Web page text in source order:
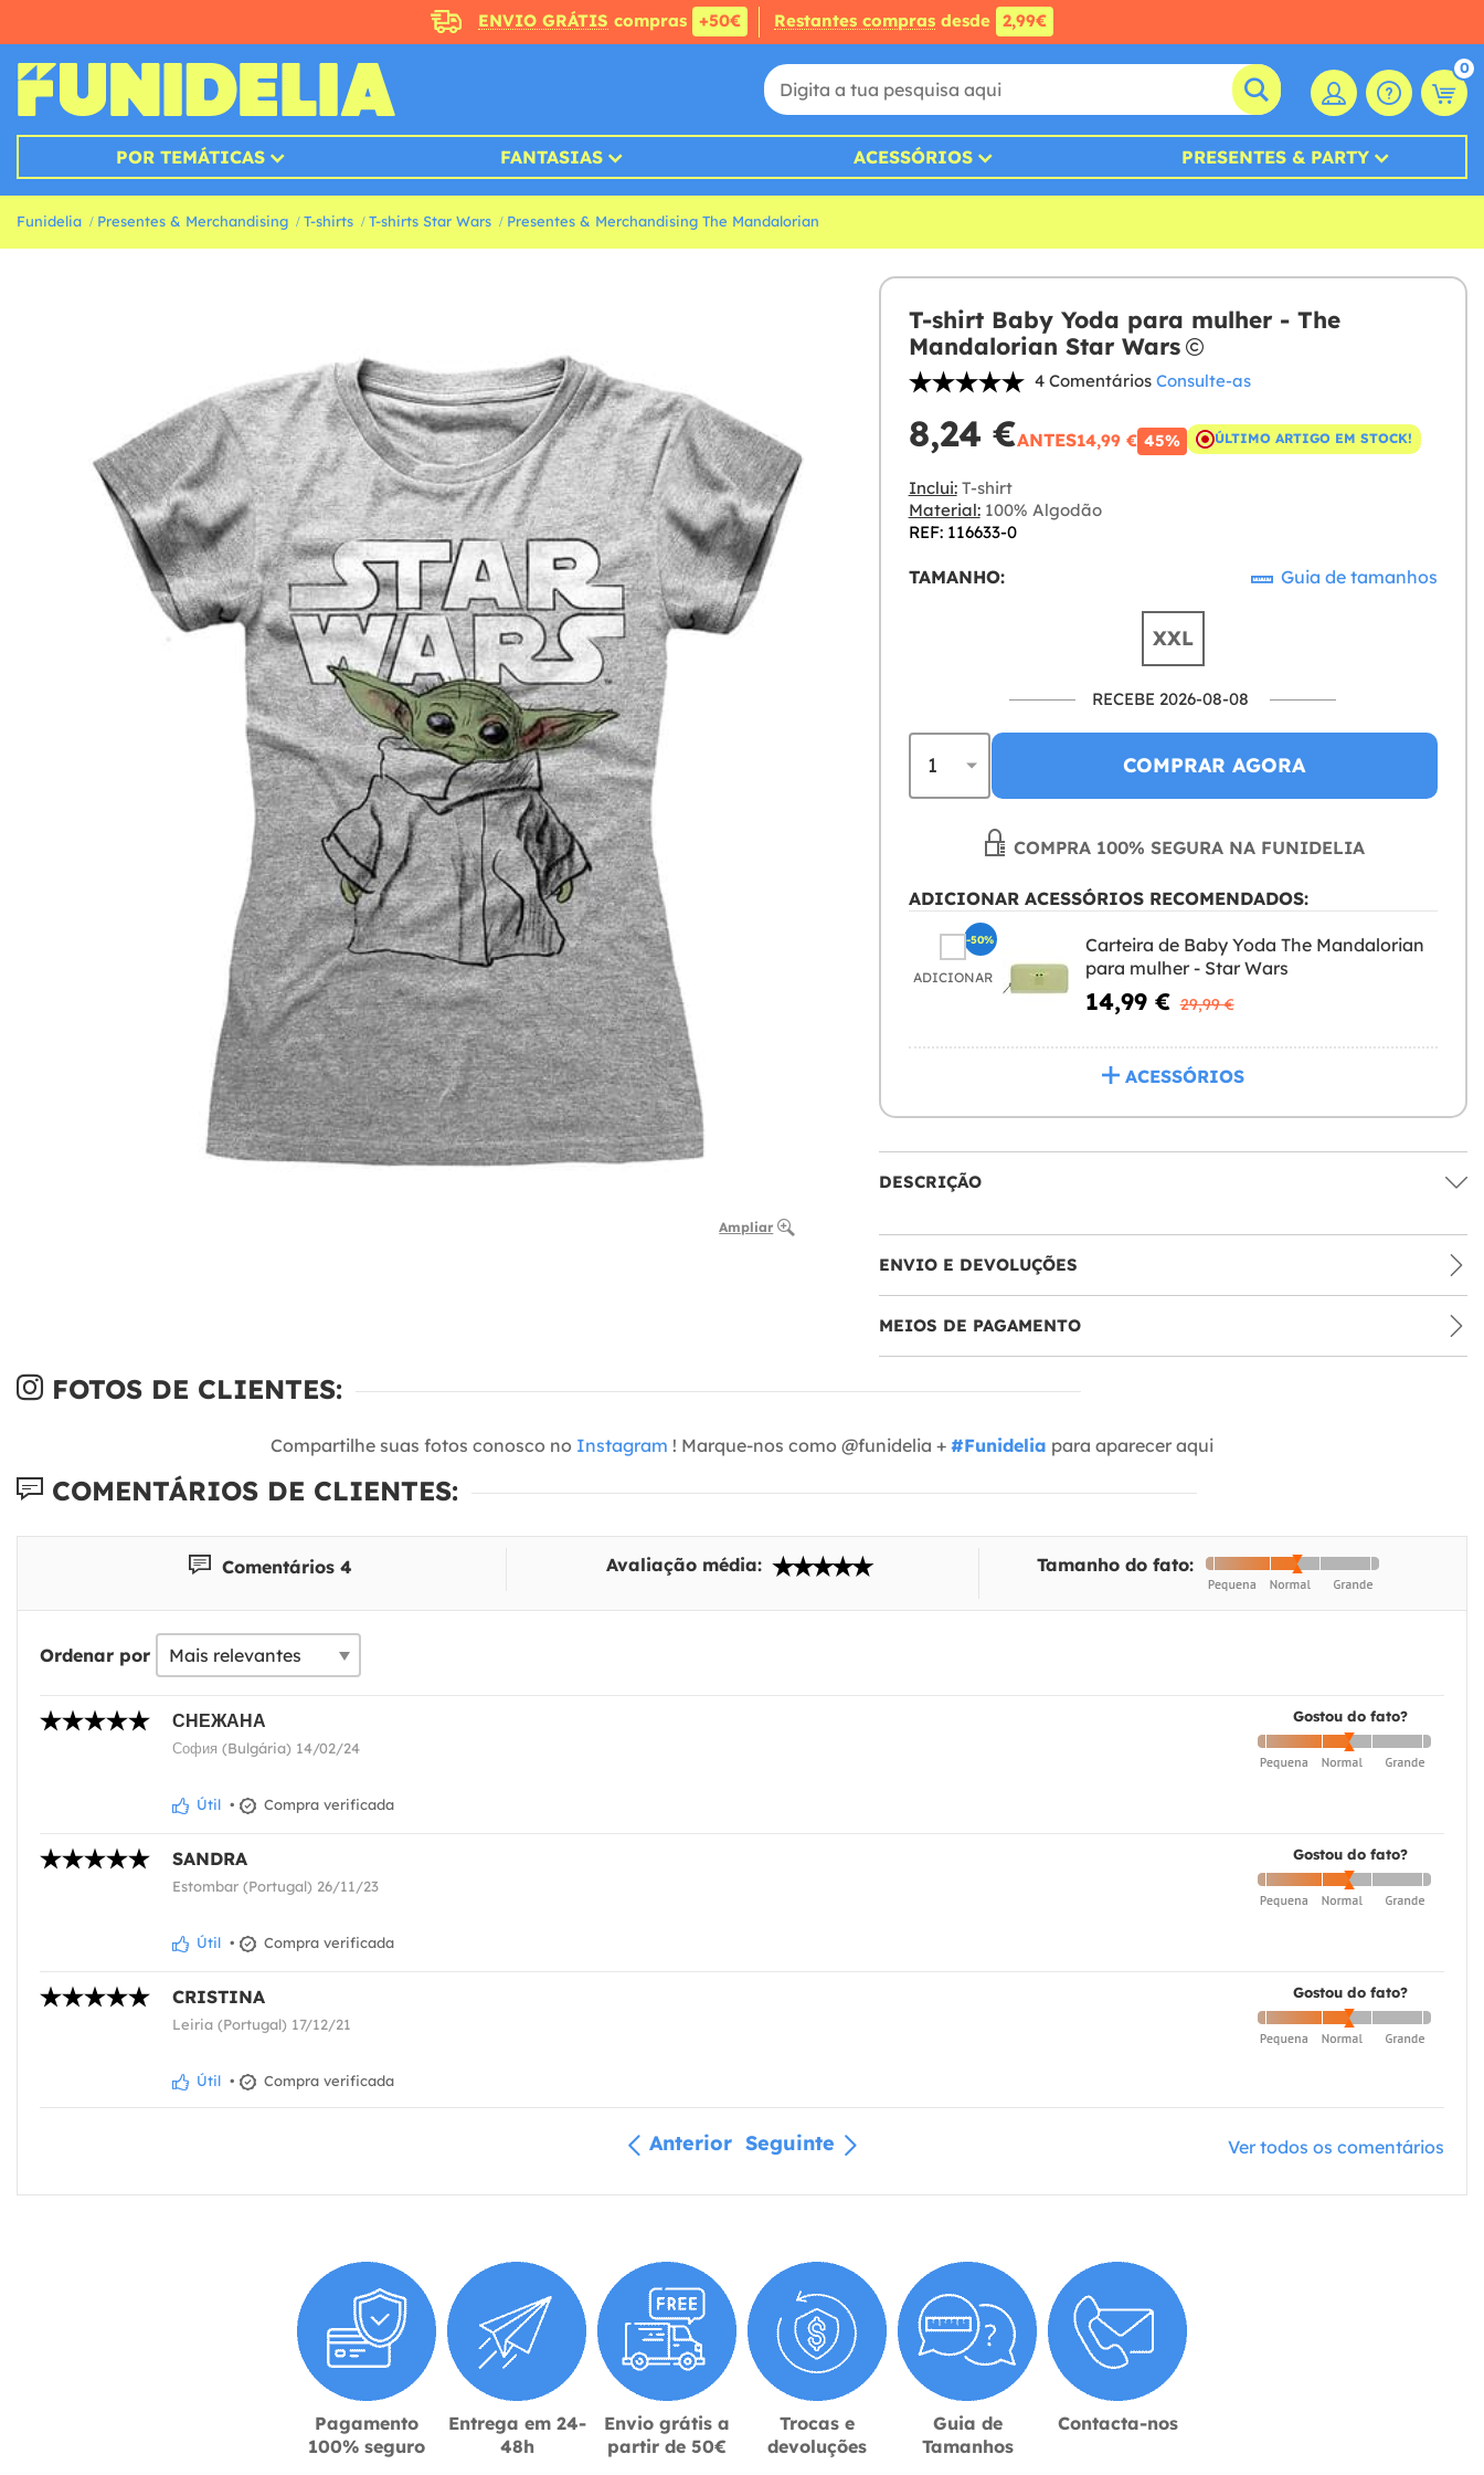
ENVIO GRÁTIS compras +50€ Restantes compras desde 2,99€
0
POR TEMÁTICAS FANTASIAS ACESSÓRIOS PRESENTES & PARTY
Funidelia Presentes & Merchandising T-shirts T-shirts Star Wars Presentes & Merchandising The Mandalorian
Ampliar
T-shirt Baby Yoda para mulher - The
Mandalorian Star Wars
4 Comentários Consulte-as
8,24 €ANTES14,99 € 45% ÚLTIMO ARTIGO EM STOCK!
Inclui:T-shirt
Material:100% Algodão
REF: 116633-0
TAMANHO: Guia de tamanhos
XXL
RECEBE 2026-08-08
COMPRAR AGORA
COMPRA 100% SEGURA NA FUNIDELIA
ADICIONAR ACESSÓRIOS RECOMENDADOS:
ADICIONAR
Carteira de Baby Yoda The Mandalorian
para mulher - Star Wars
14,99 € 29,99 €
-50%
ACESSÓRIOS
DESCRIÇÃO
ENVIO E DEVOLUÇÕES
MEIOS DE PAGAMENTO
FOTOS DE CLIENTES:
Compartilhe suas fotos conosco no Instagram ! Marque-nos como @funidelia + #Funidelia para aparecer aqui
COMENTÁRIOS DE CLIENTES:
Comentários 4 Avaliação média: Tamanho do fato:
Ordenar por
Gostou do fato?
СНЕЖАНА
София (Bulgária) 14/02/24
Útil • Compra verificada
Gostou do fato?
SANDRA
Estombar (Portugal) 26/11/23
Útil • Compra verificada
Gostou do fato?
CRISTINA
Leiria (Portugal) 17/12/21
Útil • Compra verificada
Anterior Seguinte Ver todos os comentários
Pagamento
100% seguro
Entrega em 24-
48h
Envio grátis a
partir de 50€
Trocas e
devoluções
Guia de
Tamanhos
Contacta-nos